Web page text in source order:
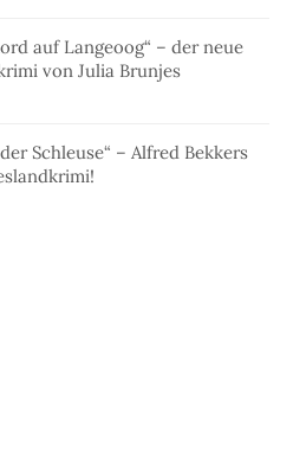
auf Langeoog“ – der neue
von Julia Brunjes
Schleuse“ – Alfred Bekkers